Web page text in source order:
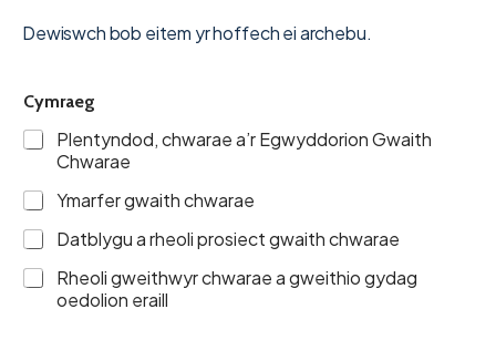
Dewiswch bob eitem yr hoffech ei archebu.
Cymraeg
Plentyndod, chwarae a’r Egwyddorion Gwaith
Chwarae
Ymarfer gwaith chwarae
Datblygu a rheoli prosiect gwaith chwarae
Rheoli gweithwyr chwarae a gweithio gydag
oedolion eraill